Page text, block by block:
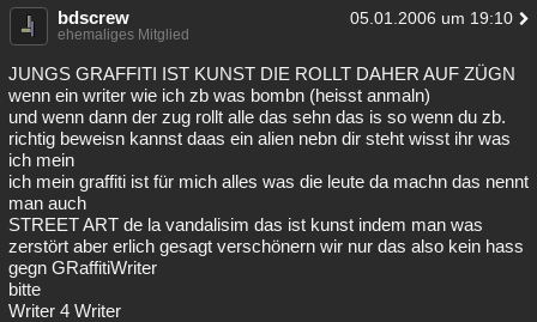
bdscrew 05.01.2006 um 19:10
ehemaliges Mitglied
JUNGS GRAFFITI IST KUNST DIE ROLLT DAHER AUF ZÜGN
wenn ein writer wie ich zb was bombn (heisst anmaln)
und wenn dann der zug rollt alle das sehn das is so wenn du zb.
richtig beweisn kannst daas ein alien nebn dir steht wisst ihr was
ich mein
ich mein graffiti ist für mich alles was die leute da machn das nennt
man auch
STREET ART de la vandalisim das ist kunst indem man was
zerstört aber erlich gesagt verschönern wir nur das also kein hass
gegn GRaffitiWriter
bitte
Writer 4 Writer